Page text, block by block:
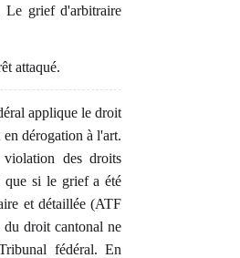
Le grief d'arbitraire
attaqué.
applique le droit
dérogation à l'art.
des droits
que si le grief a été
et détaillée (ATF
droit cantonal ne
fédéral. En